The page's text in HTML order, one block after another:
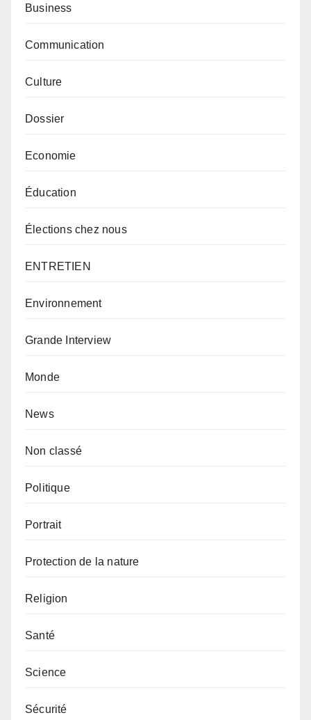
Business
Communication
Culture
Dossier
Economie
Éducation
Élections chez nous
ENTRETIEN
Environnement
Grande Interview
Monde
News
Non classé
Politique
Portrait
Protection de la nature
Religion
Santé
Science
Sécurité